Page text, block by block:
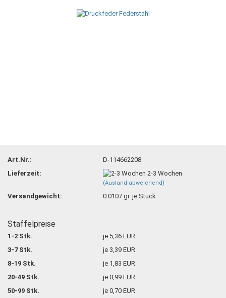
Art.Nr.:
D-114662208
Lieferzeit:
2-3 Wochen
(Ausland abweichend)
Versandgewicht: 0.0107 gr. je Stück
Staffelpreise
1-2 Stk.
je 5,36 EUR
3-7 Stk.
je 3,39 EUR
8-19 Stk.
je 1,83 EUR
20-49 Stk.
je 0,99 EUR
50-99 Stk.
je 0,70 EUR